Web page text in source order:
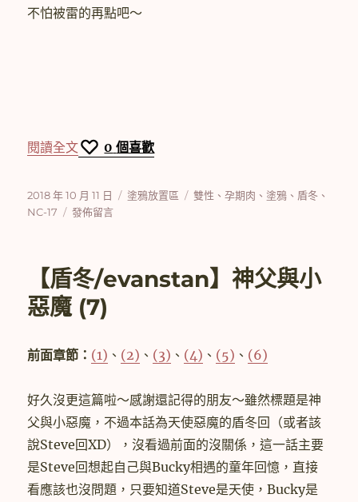
不怕被雷的再點吧～
閱讀全文〈[塗鴉]盾冬孕期肉＋α〉
0 個喜歡
發
佈
2018 年 10 月 11 日
分
塗鴉放置區
標
雙性 、孕期肉 、 塗鴉 、 盾冬 、
NC-17
在
冬
孕
期
＋
α〉
發佈留言
【盾冬/evanstan】神父與小
惡魔 (7)
前面章節： (1) 、 (2) 、 (3) 、 (4) 、 (5) 、 (6)
好久沒更這篇啦～感謝還記得的朋友～雖然標題是神
父與小惡魔，不過本話為天使惡魔的盾冬回（或者該
說Steve回XD），沒看過前面的沒關係，這一話主要
是Steve回想起自己與Bucky相遇的童年回憶，直接
看應該也沒問題，只要知道Steve是天使，Bucky是